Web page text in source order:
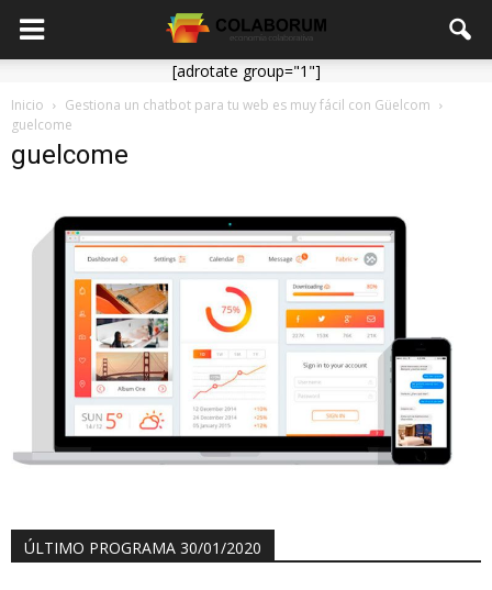
[adrotate group="1"]
Inicio
Gestiona un chatbot para tu web es muy fácil con Güelcom
guelcome
guelcome
ÚLTIMO PROGRAMA 30/01/2020